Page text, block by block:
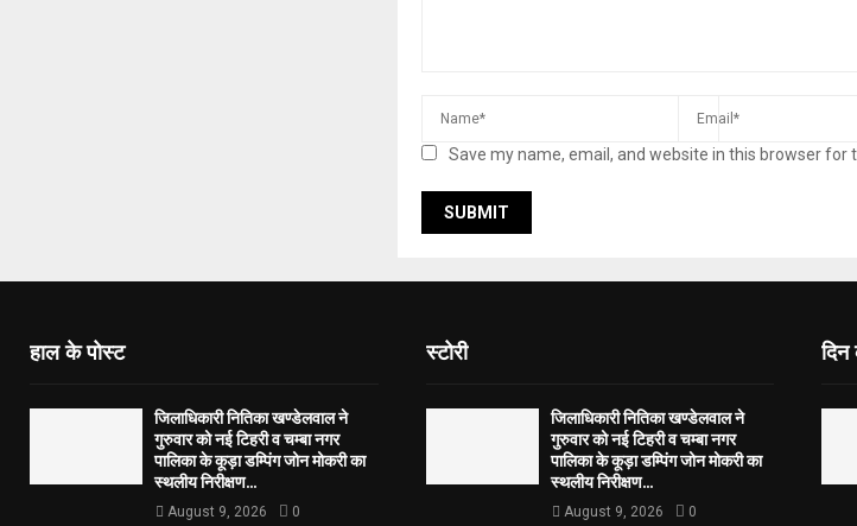
Save my name, email, and website in this browser for
हाल के पोस्ट
जिलाधिकारी नितिका खण्डेलवाल ने
गुरुवार को नई टिहरी व चम्बा नगर
पालिका के कूड़ा डम्पिंग जोन मोकरी का
स्थलीय निरीक्षण...
August 9, 2026 0
स्टोरी
जिलाधिकारी नितिका खण्डेलवाल ने
गुरुवार को नई टिहरी व चम्बा नगर
पालिका के कूड़ा डम्पिंग जोन मोकरी का
स्थलीय निरीक्षण...
August 9, 2026 0
दिन